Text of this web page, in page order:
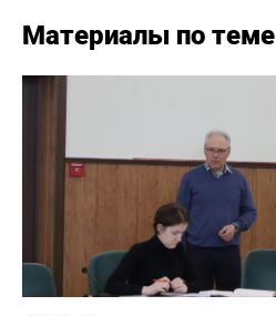
Материалы по теме